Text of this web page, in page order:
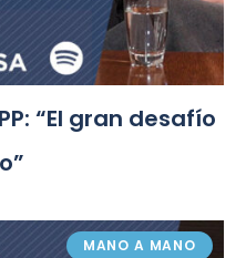
“El gran desafío
MANO A MANO